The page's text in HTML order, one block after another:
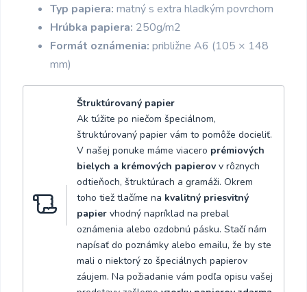
Typ papiera: matný s extra hladkým povrchom
Hrúbka papiera: 250g/m2
Formát oznámenia: približne A6 (105 × 148
mm)
Štruktúrovaný papier
Ak túžite po niečom špeciálnom,
štruktúrovaný papier vám to pomôže docieliť.
V našej ponuke máme viacero prémiových
bielych a krémových papierov v rôznych
odtieňoch, štruktúrach a gramáži. Okrem
toho tiež tlačíme na kvalitný priesvitný
papier vhodný napríklad na prebal
oznámenia alebo ozdobnú pásku. Stačí nám
napísať do poznámky alebo emailu, že by ste
mali o niektorý zo špeciálnych papierov
záujem. Na požiadanie vám podľa opisu vašej